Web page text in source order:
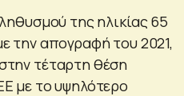
της ηλικίας 65
την απογραφή του 2021,
τέταρτη θέση
με το υψηλότερο